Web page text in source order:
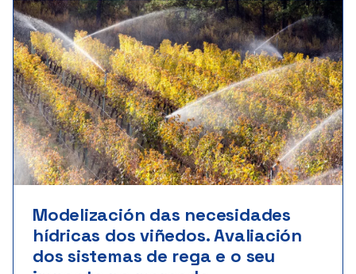
Modelización das necesidades
hídricas dos viñedos. Avaliación
dos sistemas de rega e o seu